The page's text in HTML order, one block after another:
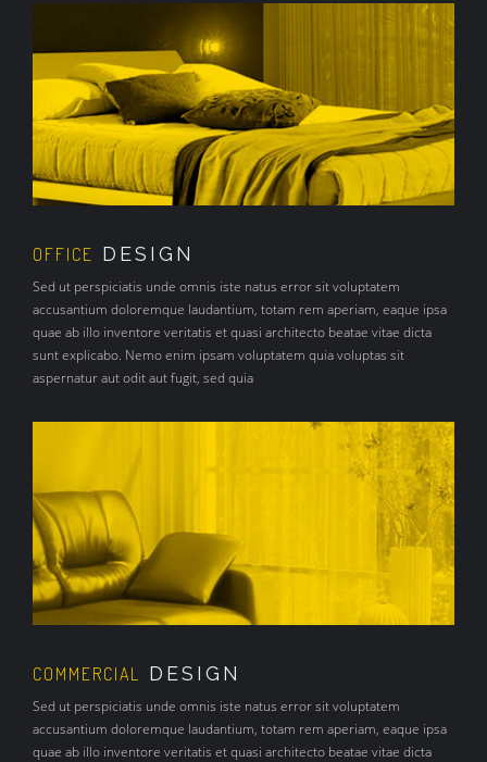
OFFICE DESIGN
Sed ut perspiciatis unde omnis iste natus error sit voluptatem
accusantium doloremque laudantium, totam rem aperiam, eaque ipsa
quae ab illo inventore veritatis et quasi architecto beatae vitae dicta
sunt explicabo. Nemo enim ipsam voluptatem quia voluptas sit
aspernatur aut odit aut fugit, sed quia
COMMERCIAL DESIGN
Sed ut perspiciatis unde omnis iste natus error sit voluptatem
accusantium doloremque laudantium, totam rem aperiam, eaque ipsa
quae ab illo inventore veritatis et quasi architecto beatae vitae dicta